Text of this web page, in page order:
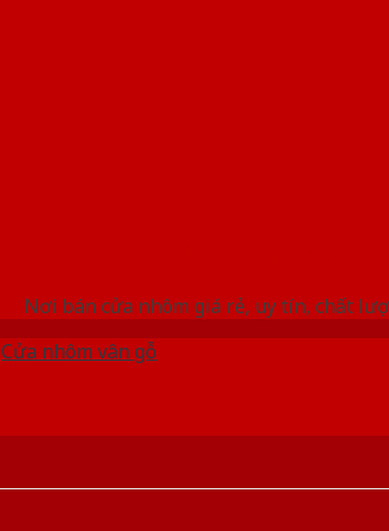
Nơi bán cửa nhôm giá rẻ, uy tín, chất
Cửa nhôm vân gỗ